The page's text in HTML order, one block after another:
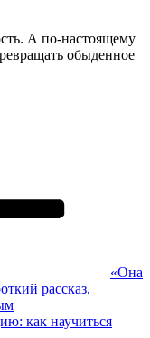
А по-настоящему
обыденное
«Она
рассказ,
как научиться